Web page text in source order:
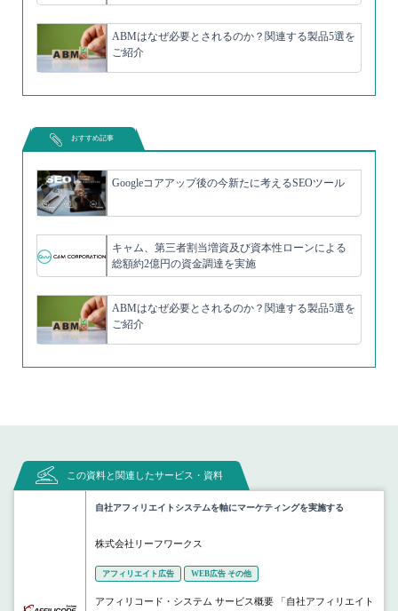
ABMはなぜ必要とされるのか？関連する製品5選を
ご紹介
おすすめ記事
Googleコアアップ後の今新たに考えるSEOツール
キャム、第三者割当増資及び資本性ローンによる
総額約2億円の資金調達を実施
ABMはなぜ必要とされるのか？関連する製品5選を
ご紹介
この資料と関連したサービス・資料
自社アフィリエイトシステムを軸にマーケティングを実施する
株式会社リーフワークス
アフィリエイト広告 WEB広告 その他
アフィリコード・システム サービス概要 「自社アフィリエイト